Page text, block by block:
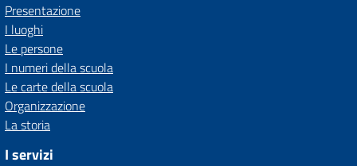
Presentazione
I luoghi
Le persone
I numeri della scuola
Le carte della scuola
Organizzazione
La storia
I servizi